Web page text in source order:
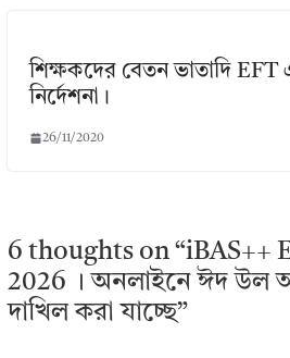
শিক্ষকদের বেতন ভাতাদি EFT
নির্দেশনা।
26/11/2020
6 thoughts on “iBAS++
2026 । অনলাইনে ঈদ উল
দাখিল করা যাচ্ছে”